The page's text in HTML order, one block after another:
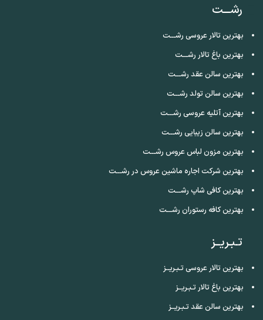
رشـــت
بهترین تالار عروسی رشـــت
بهترین باغ تالار رشـــت
بهترین سالن عقد رشـــت
بهترین سالن تولد رشـــت
بهترین آتلیه عروسی رشـــت
بهترین سالن زیبایی رشـــت
بهترین مزون لباس عروس رشـــت
بهترین شرکت اجاره ماشین عروس در رشـــت
بهترین کافی شاپ رشـــت
بهترین کافه رستوران رشـــت
تـبـریــز
بهترین تالار عروسی تـبـریــز
بهترین باغ تالار تـبـریــز
بهترین سالن عقد تـبـریــز